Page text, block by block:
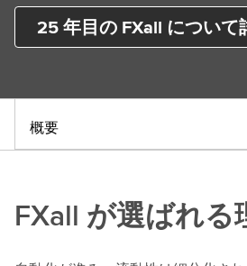
25 年目の FXall について
概要
FXall が選ばれる